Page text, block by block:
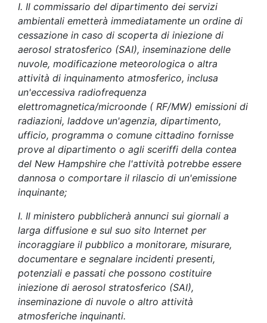
I. Il commissario del dipartimento dei servizi
ambientali emetterà immediatamente un ordine di
cessazione in caso di scoperta di iniezione di
aerosol stratosferico (SAI), inseminazione delle
nuvole, modificazione meteorologica o altra
attività di inquinamento atmosferico, inclusa
un'eccessiva radiofrequenza
elettromagnetica/microonde ( RF/MW) emissioni di
radiazioni, laddove un'agenzia, dipartimento,
ufficio, programma o comune cittadino fornisse
prove al dipartimento o agli sceriffi della contea
del New Hampshire che l'attività potrebbe essere
dannosa o comportare il rilascio di un'emissione
inquinante;
I. Il ministero pubblicherà annunci sui giornali a
larga diffusione e sul suo sito Internet per
incoraggiare il pubblico a monitorare, misurare,
documentare e segnalare incidenti presenti,
potenziali e passati che possono costituire
iniezione di aerosol stratosferico (SAI),
inseminazione di nuvole o altro attività
atmosferiche inquinanti.